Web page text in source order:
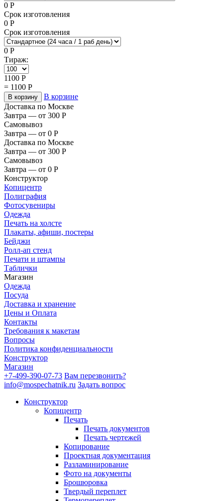
0 Р
Срок изготовления
0 Р
Срок изготовления
0 Р
Тираж:
1100 Р
= 1100 Р
В корзину
В корзине
Доставка по Москве
Завтра — от 300 Р
Самовывоз
Завтра — от 0 Р
Доставка по Москве
Завтра — от 300 Р
Самовывоз
Завтра — от 0 Р
Конструктор
Копицентр
Полиграфия
Фотосувениры
Одежда
Печать на холсте
Плакаты, афиши, постеры
Бейджи
Ролл-ап стенд
Печати и штампы
Таблички
Магазин
Одежда
Посуда
Доставка и хранение
Цены и Оплата
Контакты
Требования к макетам
Вопросы
Политика конфиденциальности
Конструктор
Магазин
+7-499-390-07-73 Вам перезвонить?
info@mospechatnik.ru Задать вопрос
Конструктор
Копицентр
Печать
Печать документов
Печать чертежей
Копирование
Проектная документация
Разламинирование
Фото на документы
Брошюровка
Твердый переплет